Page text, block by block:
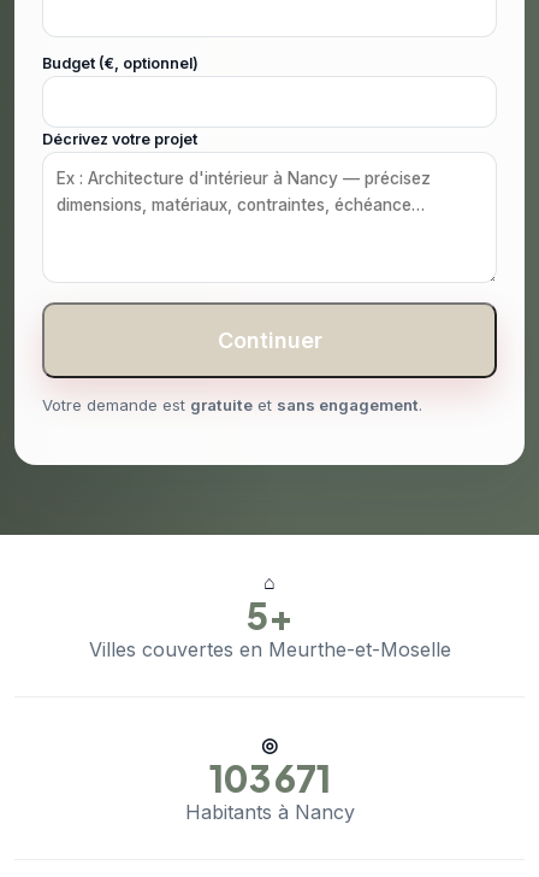
Budget (€, optionnel)
Décrivez votre projet
Continuer
Votre demande est gratuite et sans engagement.
⌂
5+
Villes couvertes en Meurthe-et-Moselle
◎
103 671
Habitants à Nancy